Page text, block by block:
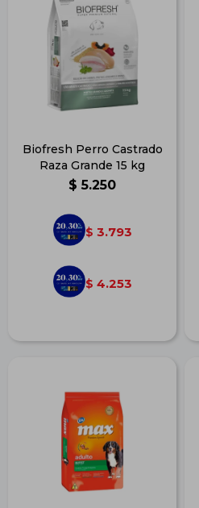
Biofresh Perro Castrado
Raza Grande 15 kg
$ 5.250
$ 3.793
$ 4.253